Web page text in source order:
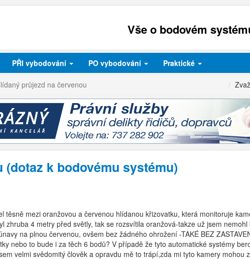
Vše o bodovém
PŘI vybodování PO vybodování Praktické
průjezd na červenou
k bodovému systému)
těsně mezi oranžovou a červenou hlídanou křizovatku, která monitoruje
zhruba 4 metry před světly, tak se rozsvítila oranžová-takze už jsem
na plnou červenou, ovšem bez žádného ohrožení -TAKÉ BEZ
nebo to bude i za těch 6 bodů? V případě že tyto automatické systémy
velmi svědomitý člověk a opravdu mě to trápí,zda mi tyto kamery mohou